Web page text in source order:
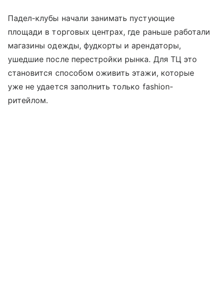
Падел-клубы начали занимать пустующие
площади в торговых центрах, где раньше работали
магазины одежды, фудкорты и арендаторы,
ушедшие после перестройки рынка. Для ТЦ это
становится способом оживить этажи, которые
уже не удается заполнить только fashion-
ритейлом.